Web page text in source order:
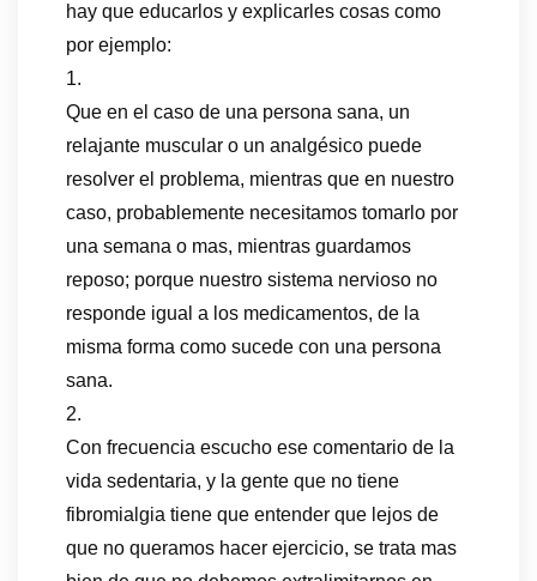
hay que educarlos y explicarles cosas como
por ejemplo:
1.
Que en el caso de una persona sana, un
relajante muscular o un analgésico puede
resolver el problema, mientras que en nuestro
caso, probablemente necesitamos tomarlo por
una semana o mas, mientras guardamos
reposo; porque nuestro sistema nervioso no
responde igual a los medicamentos, de la
misma forma como sucede con una persona
sana.
2.
Con frecuencia escucho ese comentario de la
vida sedentaria, y la gente que no tiene
fibromialgia tiene que entender que lejos de
que no queramos hacer ejercicio, se trata mas